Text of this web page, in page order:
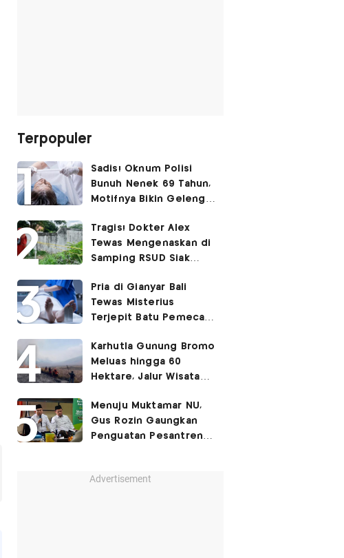
Terpopuler
Sadis! Oknum Polisi
Bunuh Nenek 69 Tahun,
Motifnya Bikin Geleng
Tragis! Dokter Alex
Tewas Mengenaskan di
Samping RSUD Siak
Rocuronium
Pria di Gianyar Bali
Tewas Misterius
Terjepit Batu Pemecah
Karhutla Gunung Bromo
Meluas hingga 60
Hektare, Jalur Wisata
Menuju Muktamar NU,
Gus Rozin Gaungkan
Penguatan Pesantren
Advertisement